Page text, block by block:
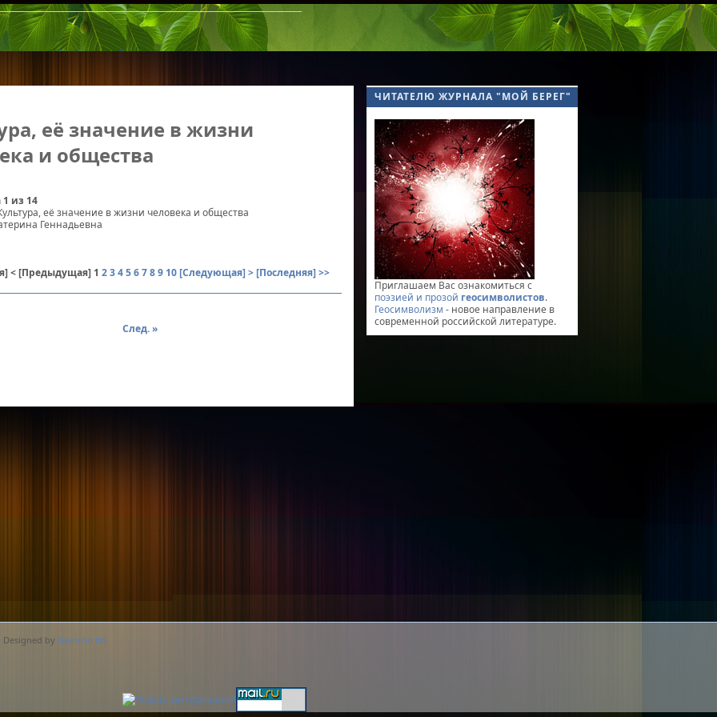
её значение в жизни
и общества
из 14
её значение в жизни человека и общества
Геннадьевна
< [Предыдущая] 1 2 3 4 5 6 7 8 9 10 [Следующая] > [Последняя] >>
След. »
ЧИТАТЕЛЮ ЖУРНАЛА "МОЙ БЕРЕГ"
Приглашаем Вас ознакомиться с
поэзией и прозой геосимволистов.
Геосимволизм - новое направление в
современной российской литературе.
by Neotron ltd.